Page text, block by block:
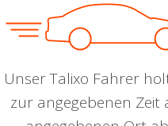
Unser Talixo Fahrer
zur angegebenen Zeit